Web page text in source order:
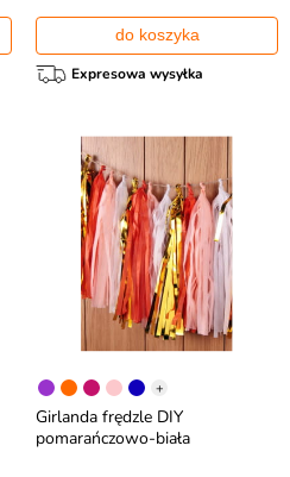
do koszyka
Expresowa wysyłka
+
Girlanda frędzle DIY
pomarańczowo-biała